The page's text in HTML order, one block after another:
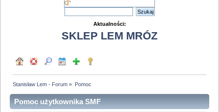
Aktualności:
SKLEP LEM MRÓZ
Stanisław Lem - Forum » Pomoc
Pomoc użytkownika SMF